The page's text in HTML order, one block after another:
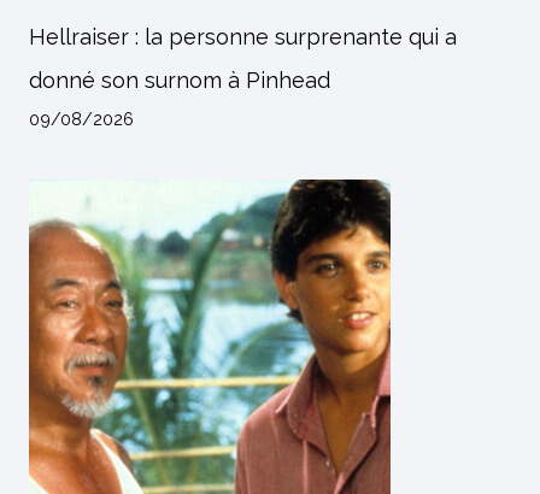
Hellraiser : la personne surprenante qui a
donné son surnom à Pinhead
09/08/2026